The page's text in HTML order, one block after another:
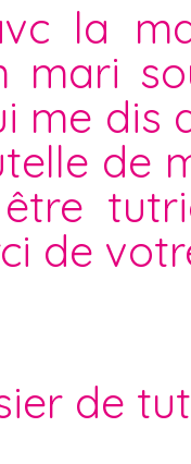
la
mari
me dis
de
de
de